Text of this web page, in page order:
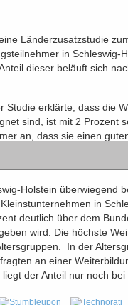
Länderzusatzstudie
in Schleswig-
dieser beläuft sich
Studie erklärte, dass die
sind, ist mit 2 Prozent
an, dass sie einen
Holstein überwiegend
in
deutlich über dem
wird. Die höchste
In der
an einer
der Anteil nur noch bei